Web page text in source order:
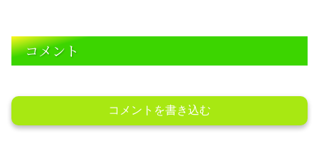
コメント
コメントを書き込む